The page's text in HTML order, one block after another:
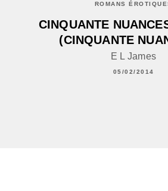
ROMANS
CINQUANTE
(CINQUANTE
E L James
05/02/2014